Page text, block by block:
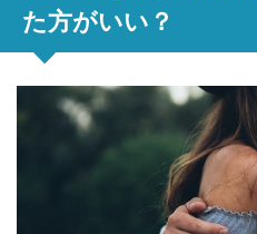
た方がいい？